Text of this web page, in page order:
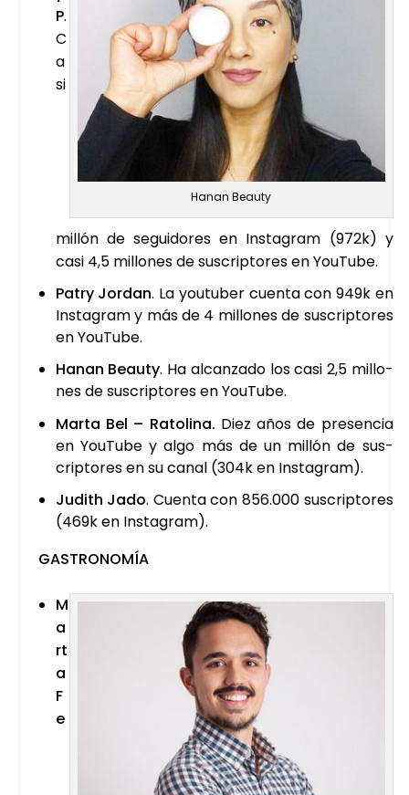
Hanan Beauty
P.
C
a
si
millón de segui­do­res en Ins­ta­gram (972k) y
casi 4,5 millo­nes de sus­crip­to­res en You­Tu­be.
Patry Jor­dan. La you­tu­ber cuen­ta con 949k en
Ins­ta­gram y más de 4 millo­nes de sus­crip­to­res
en You­Tu­be.
Hanan Beauty. Ha alcan­za­do los casi 2,5 millo­
nes de sus­crip­to­res en You­Tu­be.
Mar­ta Bel – Rato­li­na. Diez años de pre­sen­cia
en You­Tu­be y algo más de un millón de sus­
crip­to­res en su canal (304k en Ins­ta­gram).
Judith Jado. Cuen­ta con 856.000 sus­crip­to­res
(469k en Ins­ta­gram).
GAS­TRO­NO­MÍA
M
a
r­t
a
F
e